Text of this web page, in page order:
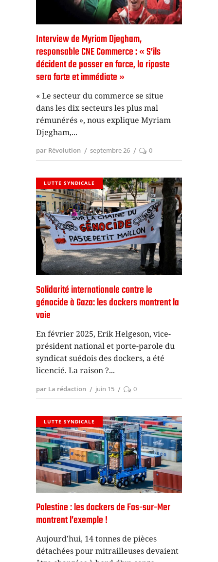
Interview de Myriam Djegham,
responsable CNE Commerce : « S’ils
décident de passer en force, la riposte
sera forte et immédiate »
« Le secteur du commerce se situe
dans les dix secteurs les plus mal
rémunérés », nous explique Myriam
Djegham,
par Révolution septembre 26 0
LUTTE SYNDICALE
Solidarité internationale contre le
génocide à Gaza: les dockers montrent la
voie
En février 2025, Erik Helgeson, vice-
président national et porte-parole du
syndicat suédois des dockers, a été
licencié. La raison ?
par La rédaction juin 15 0
LUTTE SYNDICALE
Palestine : les dockers de Fos-sur-Mer
montrent l’exemple !
Aujourd’hui, 14 tonnes de pièces
détachées pour mitrailleuses devaient